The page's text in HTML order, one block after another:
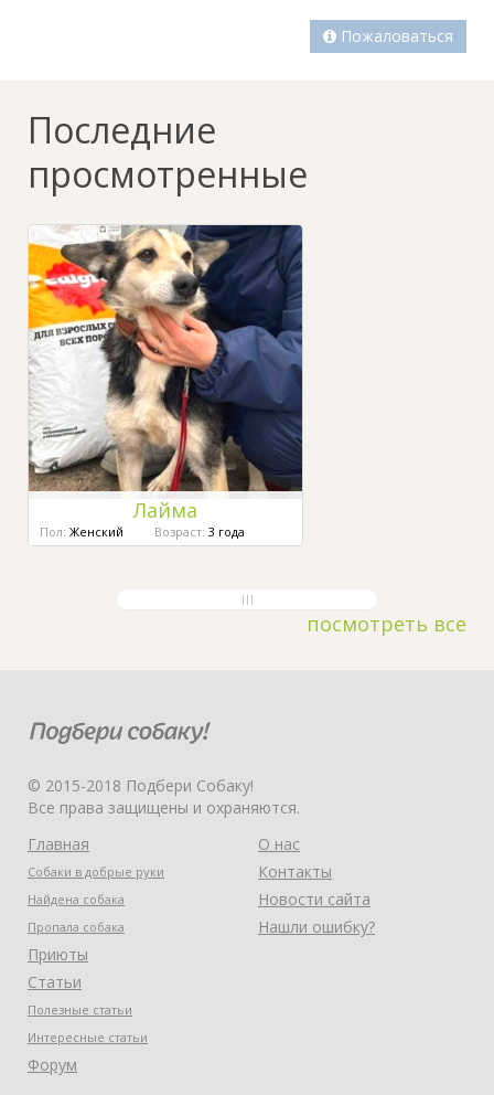
Пожаловаться
Последние
просмотренные
Лайма
Пол: Женский Возраст: 3 года
посмотреть все
© 2015-2018 Подбери Собаку!
Все права защищены и охраняются.
Главная
Собаки в добрые руки
Найдена собака
Пропала собака
Приюты
Статьи
Полезные статьи
Интересные статьи
Форум
О нас
Контакты
Новости сайта
Нашли ошибку?